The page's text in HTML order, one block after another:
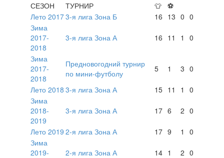
СЕЗОН
ТУРНИР 👕 ⚽
Лето 20173-я лига Зона Б 16 13 0 0
Зима
2017-
2018
3-я лига Зона А 16 11 1 0
Зима
2017-
2018
Предновогодний турнир
по мини-футболу
5 1 3 0
Лето 2018 3-я лига Зона А 15 11 1
0
Зима
2018-
2019
3-я лига Зона А 17 6 2 0
Лето 2019 2-я лига Зона А 17 9 1
0
Зима
2019-
2-я лига Зона А 14 1 2 0